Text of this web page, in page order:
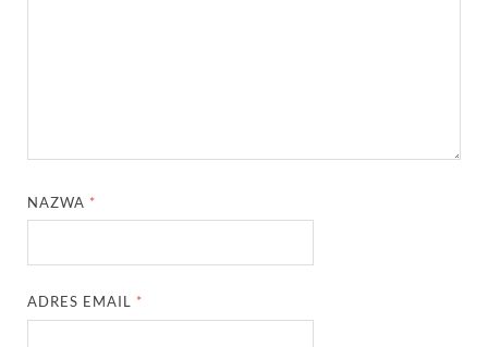
NAZWA *
ADRES EMAIL *